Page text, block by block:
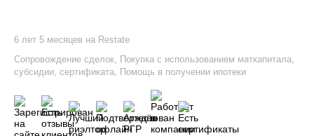
6 лет 5 месяцев на Restate
Сопровождение сделок, Покупка с использованием маткапитала,
субсидии, сертификата, Помощь в получении ипотеки